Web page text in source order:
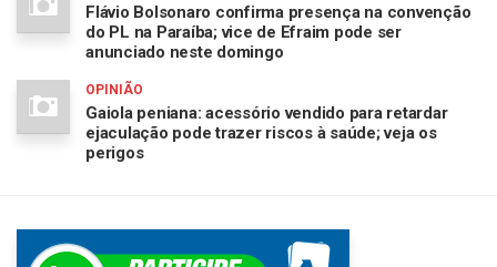
Flávio Bolsonaro confirma presença na convenção
do PL na Paraíba; vice de Efraim pode ser
anunciado neste domingo
OPINIÃO
Gaiola peniana: acessório vendido para retardar
ejaculação pode trazer riscos à saúde; veja os
perigos